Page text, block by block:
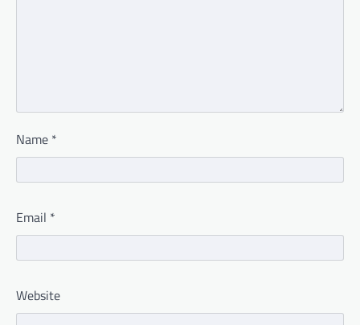
Name *
Email *
Website